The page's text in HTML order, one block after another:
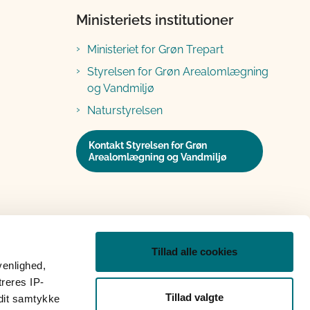
IP-
samtykke
Tillad alle cookies
Tillad valgte
Ministeriets institutioner
Ministeriet for Grøn Trepart
Styrelsen for Grøn Arealomlægning
og Vandmiljø
Naturstyrelsen
Kontakt Styrelsen for Grøn
Arealomlægning og Vandmiljø